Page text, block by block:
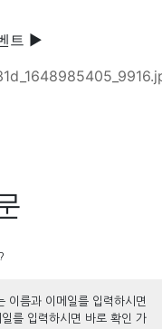
트 ▶
이름과 이메일를 입력하시면
를 입력하시면 바로 확인 가